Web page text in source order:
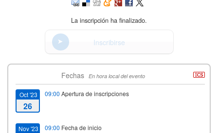
La inscripción ha finalizado.
Inscribirse
Fechas En hora local del evento
Oct '23
26
09:00 Apertura de inscripciones
Nov '23 09:00 Fecha de inicio